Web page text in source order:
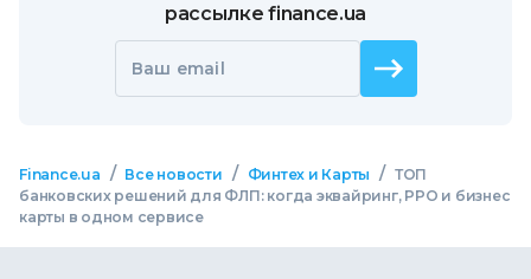
рассылке finance.ua
Ваш email
Finance.ua / Все новости / Финтех и Карты / ТОП
банковских решений для ФЛП: когда эквайринг, РРО и бизнес
карты в одном сервисе